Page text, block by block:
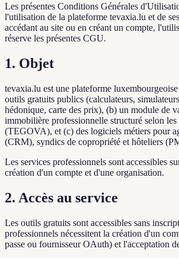
Les présentes Conditions Générales
l'utilisation de la plateforme tevaxia.lu et de
accédant au site ou en créant un compte,
réserve les présentes CGU.
1. Objet
tevaxia.lu est une plateforme
outils gratuits publics (calculateurs,
hédonique, carte des prix), (b) un module de
immobilière professionnelle structuré selon les
(TEGOVA), et (c) des logiciels métiers pour
(CRM), syndics de copropriété et hôteliers
Les services professionnels sont accessibles
création d'un compte et d'une organisation.
2. Accès au service
Les outils gratuits sont accessibles sans
professionnels nécessitent la création d'un
passe ou fournisseur OAuth) et l'acceptation